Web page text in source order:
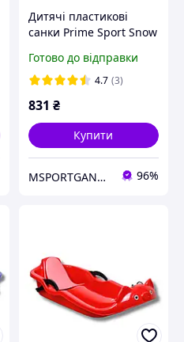
Дитячі пластикові
санки Prime Sport Snow
легкі та ергономічні
для зимових розваг
Готово до відправки
4.7 (3)
831 ₴
Купити
MSPORTGANTELI - інтернет магазин спортивних товарів 96%